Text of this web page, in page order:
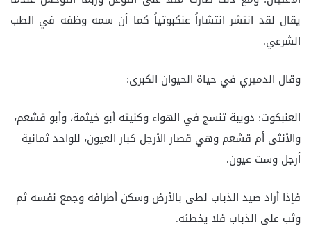
يقال لقد انتشر انتشاراً عنكبوتياً كما أن سمه وظفه في الطب
الشرعي.
وقال الدميري في حياة الحيوان الكبرى:
العنبكوت: دويبة تنسج في الهواء وكنيته أبو خيثمة، وأبو قشعم،
والأنثى أم قشعم وهي قصار الأرجل كبار العيون، للواحد ثمانية
أرجل وست عيون.
فإذا أراد صيد الذباب لطى بالأرض وسكن أطرافه وجمع نفسه ثم
وثب على الذباب فلا يخطئه.